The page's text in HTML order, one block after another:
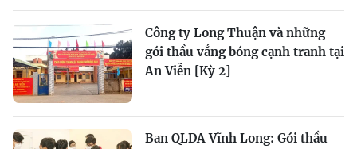
Công ty Long Thuận và những
gói thầu vắng bóng cạnh tranh tại
An Viễn [Kỳ 2]
Ban QLDA Vĩnh Long: Gói thầu